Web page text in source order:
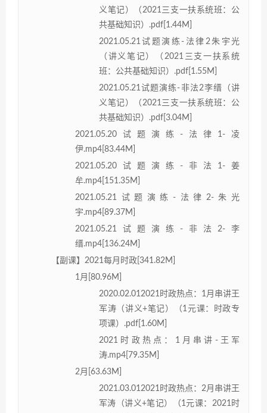
义笔记）（2021三支一扶系统班：公
共基础知识）.pdf[1.44M]
2021.05.21试题演练-法律2朱宇光
（讲义笔记）（2021三支一扶系统
班：公共基础知识）.pdf[1.55M]
2021.05.21试题演练-非法2李缙（讲
义笔记）（2021三支一扶系统班：公
共基础知识）.pdf[3.04M]
2021.05.20试题演练-法律1-凌
伊.mp4[83.44M]
2021.05.20试题演练-非法1-姜
牟.mp4[151.35M]
2021.05.21试题演练-法律2-朱光
宇.mp4[89.37M]
2021.05.21试题演练-非法2-李
缙.mp4[136.24M]
【副课】2021每月时政[341.82M]
1月[80.96M]
2020.02.012021时政热点：1月串讲王
军涛（讲义+笔记）（1元课：时政专
项课）.pdf[1.60M]
2021时政热点：1月串讲-王军
涛.mp4[79.35M]
2月[63.63M]
2021.03.012021时政热点：2月串讲王
军涛（讲义+笔记）（1元课：2021时